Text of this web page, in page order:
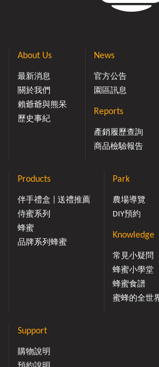
About Us
最新消息
關於我們
賴爺爺與熊呆
歷史事紀
News
官方公告
園區訊息
Reports
產銷履歷查詢
商品檢驗報告
Products
伴手禮盒 | 送禮推薦
侍蜜系列
蜂蜜
品牌系列蜂蜜
Park
農場導覽
DIY預約
Knowledge
常見小疑問
蜂蜜小學堂
蜂蜜食譜
蜜蜂的全世
Support
購物說明